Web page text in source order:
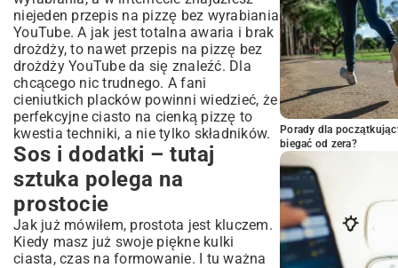
niejeden przepis na pizzę bez wyrabiania
YouTube. A jak jest totalna awaria i brak
drożdży, to nawet przepis na pizzę bez
drożdży YouTube da się znaleźć. Dla
chcącego nic trudnego. A fani
cieniutkich placków powinni wiedzieć, że
perfekcyjne ciasto na cienką pizzę to
kwestia techniki, a nie tylko składników.
Sos i dodatki – tutaj
sztuka polega na
prostocie
Jak już mówiłem, prostota jest kluczem.
Kiedy masz już swoje piękne kulki
ciasta, czas na formowanie. I tu ważna
Porady dla
biegać od zera?